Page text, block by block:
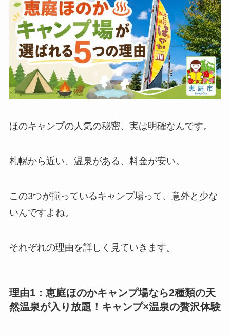
ほのキャンプの人気の秘密、実は明確なんです。
札幌から近い、温泉がある、料金が安い。
この3つが揃っているキャンプ場って、意外と少な
いんですよね。
それぞれの理由を詳しく見ていきます。
理由1：恵庭ほのかキャンプ場なら2種類の天
然温泉が入り放題！キャンプ×温泉の贅沢体験